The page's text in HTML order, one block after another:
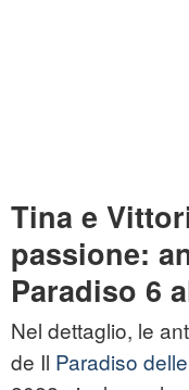
Tina e
passione:
Paradiso 6
Nel dettaglio, le
de Il Paradiso